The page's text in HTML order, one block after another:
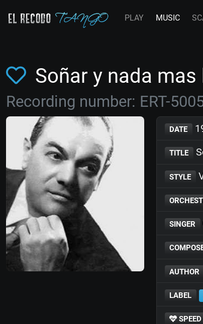
PLAY MUSIC
Soñar y nada mas
Recording number: ERT-
DATE
TITLE
STYLE
SINGER
AUTHOR
LABEL